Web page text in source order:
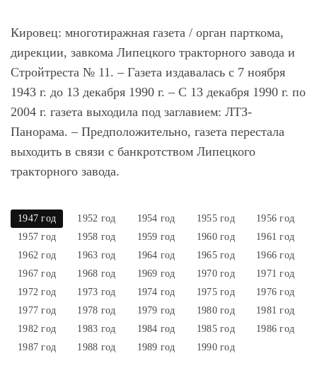
Кировец: многотиражная газета / орган парткома,
дирекции, завкома Липецкого тракторного завода и
Стройтреста № 11. – Газета издавалась с 7 ноября
1943 г. до 13 декабря 1990 г. – С 13 декабря 1990 г. по
2004 г. газета выходила под заглавием: ЛТЗ-
Панорама. – Предположительно, газета перестала
выходить в связи с банкротством Липецкого
тракторного завода.
1947 год 1952 год 1954 год 1955 год
1956 год
1957 год
1958 год 1959 год 1960 год
1961 год
1962 год
1963 год 1964 год 1965 год
1966 год
1967 год
1968 год 1969 год 1970 год
1971 год
1972 год
1973 год 1974 год 1975 год
1976 год
1977 год
1978 год 1979 год 1980 год
1981 год
1982 год
1983 год 1984 год 1985 год
1986 год
1987 год
1988 год 1989 год 1990 год